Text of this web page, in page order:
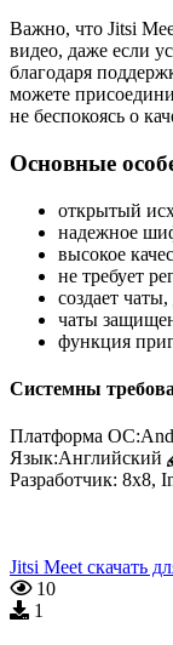
Важно, что Jitsi
видео, даже если
благодаря
можете
не беспокоясь о
Основные
открытый
надежное
высокое
не требует
создает
чаты
функция
Системны
Платформа ОС:
Язык:Английский
Разработчик: 8x8,
Jitsi Meet скачать
10
1